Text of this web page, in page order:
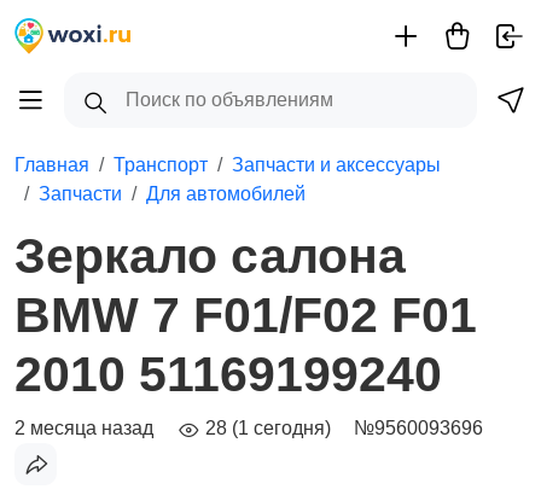
Главная Транспорт
Запчасти и аксессуары
Запчасти
Для автомобилей
Зеркало салона
BMW 7 F01/F02 F01
2010 51169199240
2 месяца назад 28 (1 сегодня) №9560093696